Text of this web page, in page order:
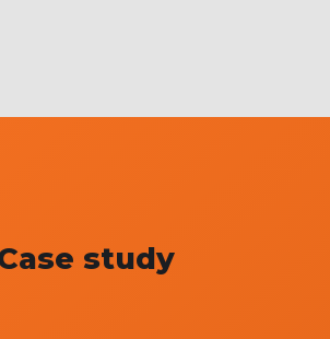
study